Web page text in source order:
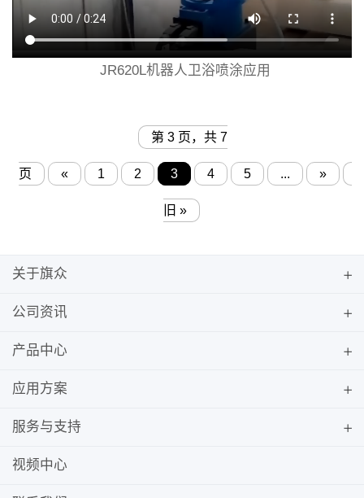
JR620L机器人卫浴喷涂应用
第 3 页，共 7
页 « 1 2 3 4 5 ... »
旧 »
关于旗众
公司资讯
产品中心
应用方案
服务与支持
视频中心